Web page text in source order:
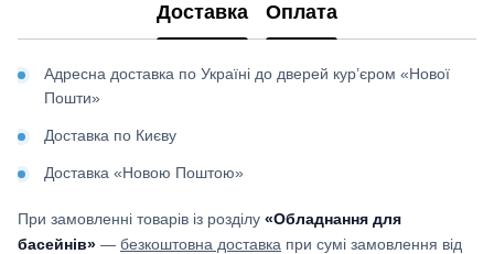
Доставка Оплата
Адресна доставка по Україні до дверей кур’єром «Нової
Пошти»
Доставка по Києву
Доставка «Новою Поштою»
При замовленні товарів із розділу «Обладнання для
басейнів» — безкоштовна доставка при сумі замовлення від